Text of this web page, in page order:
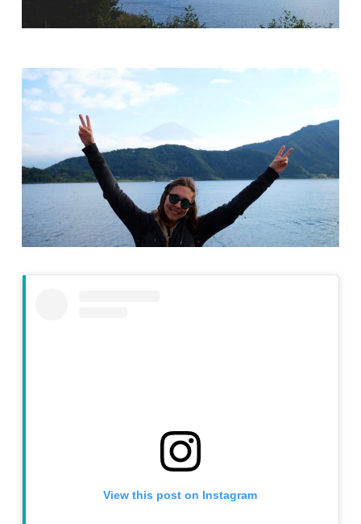
View this post on Instagram